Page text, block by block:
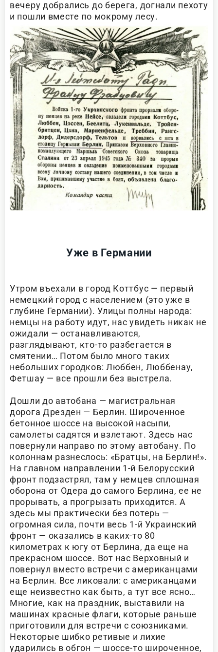
вечеру добрались до берега, догнали пехоту
и пошли вместе по мокрому лесу.
Уже в Германии
Утром въехали в город Коттбус — первый
немецкий город с населением (это уже в
глубине Германии). Улицы полны народа:
немцы на работу идут, нас увидеть никак не
ожидали — останавливаются,
разглядывают, кто-то разбегается в
смятении… Потом было много таких
небольших городков: Люббен, Люббенау,
Фетшау — все прошли без выстрела.
Дошли до автобана — магистральная
дорога Дрезден — Берлин. Широченное
бетонное шоссе на высокой насыпи,
самолеты садятся и взлетают. Здесь нас
повернули направо по этому автобану. По
колоннам разнеслось: «Братцы, на Берлин!».
На главном направлении 1-й Белорусский
фронт подзастрял, там у немцев сплошная
оборона от Одера до самого Берлина, ее не
прорывать, а прогрызать приходится. А
здесь мы практически без потерь —
огромная сила, почти весь 1-й Украинский
фронт — оказались в каких-то 80
километрах к югу от Берлина, да еще на
прекрасном шоссе. Вот нас Верховный и
повернул вместо встречи с американцами
на Берлин. Все ликовали: с американцами
еще неизвестно как быть, а тут все ясно…
Многие, как на праздник, выставили на
машинах красные флаги, которые раньше
приготовили для встречи с союзниками.
Некоторые шибко ретивые и лихие
ударились в обгон — шоссе-то широченное,